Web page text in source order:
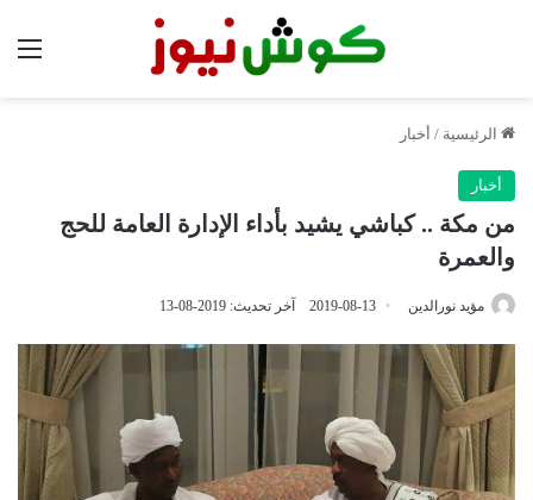
الرئيسية / أخبار
أخبار
من مكة .. كباشي يشيد بأداء الإدارة العامة للحج
والعمرة
مؤيد نورالدين 2019-08-13 آخر تحديث: 2019-08-13